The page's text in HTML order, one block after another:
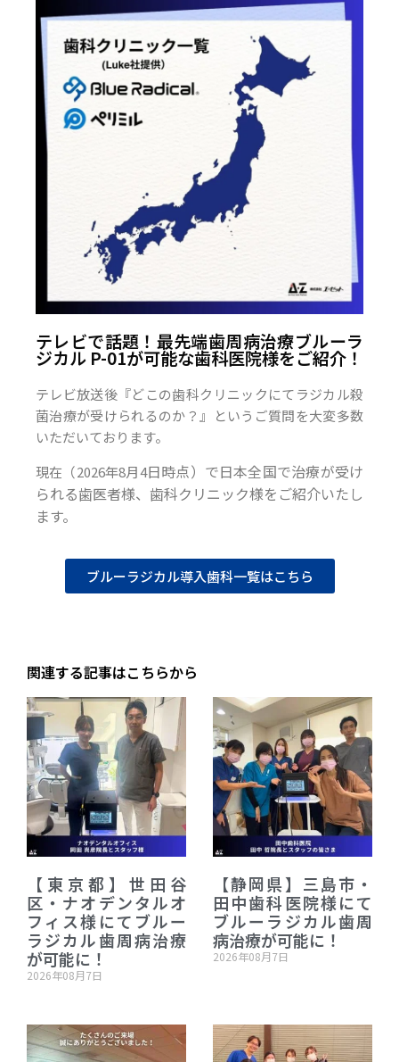
テレビで話題！最先端歯周病治療ブルーラ
ジカル P-01が可能な歯科医院様をご紹介！
テレビ放送後『どこの歯科クリニックにてラジカル殺
菌治療が受けられるのか？』というご質問を大変多数
いただいております。
現在（2026年8月4日時点）で日本全国で治療が受け
られる歯医者様、歯科クリニック様をご紹介いたし
ます。
ブルーラジカル導入歯科一覧はこちら
関連する記事はこちらから
【東京都】世田谷
区・ナオデンタルオ
フィス様にてブルー
ラジカル歯周病治療
が可能に！
2026年08月7日
【静岡県】三島市・
田中歯科医院様にて
ブルーラジカル歯周
病治療が可能に！
2026年08月7日